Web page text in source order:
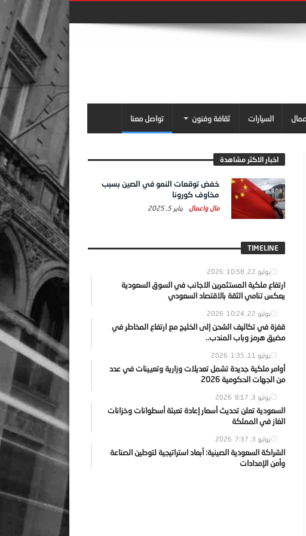
السيارات ثقافة وفنون تواصل معنا
اخبار الاكثر مشاهدة
خفض توقعات النمو في الصين بسبب
مخاوف كورونا
مال واعمال يناير 5, 2025
TIMELINE
يوليو 22, 2026 10:58
ارتفاع ملكية المستثمرين الاجانب في السوق السعودية
يعكس تنامي الثقة بالاقتصاد السعودي
يوليو 22, 2026 10:24
قفزة في تكاليف الشحن إلى الخليج مع ارتفاع المخاطر في
مضيق هرمز وباب المندب..
يوليو 11, 2026 1:35
أوامر ملكية جديدة تشمل تعديلات وزارية وتعيينات في عدد
من الجهات الحكومية 2026
يوليو 3, 2026 8:17
السعودية تعلن تحديث أسعار إعادة تعبئة أسطوانات وخزانات
الغاز في المملكة
يوليو 3, 2026 7:37
الشراكة السعودية الصينية: أبعاد استراتيجية لتوطين الصناعة
وأمن الإمدادات